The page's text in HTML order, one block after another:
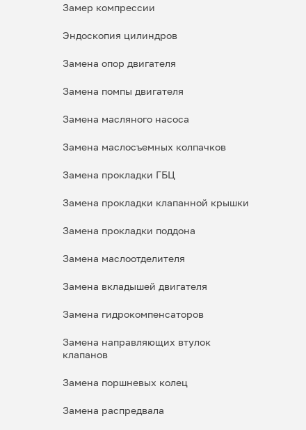
Замер компрессии
Эндоскопия цилиндров
Замена опор двигателя
Замена помпы двигателя
Замена масляного насоса
Замена маслосъемных колпачков
Замена прокладки ГБЦ
Замена прокладки клапанной крышки
Замена прокладки поддона
Замена маслоотделителя
Замена вкладышей двигателя
Замена гидрокомпенсаторов
Замена направляющих втулок
клапанов
Замена поршневых колец
Замена распредвала